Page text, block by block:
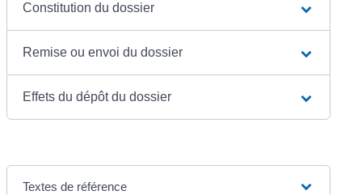
Constitution du dossier
Remise ou envoi du dossier
Effets du dépôt du dossier
Textes de référence